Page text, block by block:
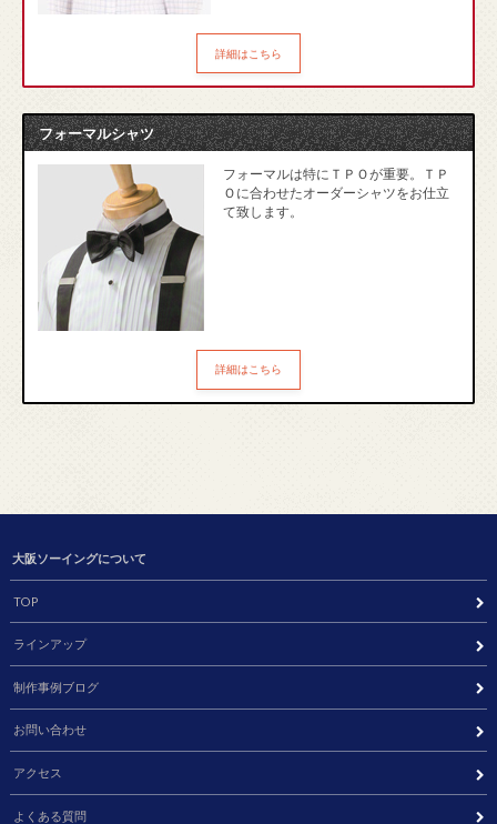
詳細はこちら
フォーマルシャツ
フォーマルは特にＴＰＯが重要。ＴＰ
Ｏに合わせたオーダーシャツをお仕立
て致します。
詳細はこちら
大阪ソーイングについて
TOP
ラインアップ
制作事例ブログ
お問い合わせ
アクセス
よくある質問